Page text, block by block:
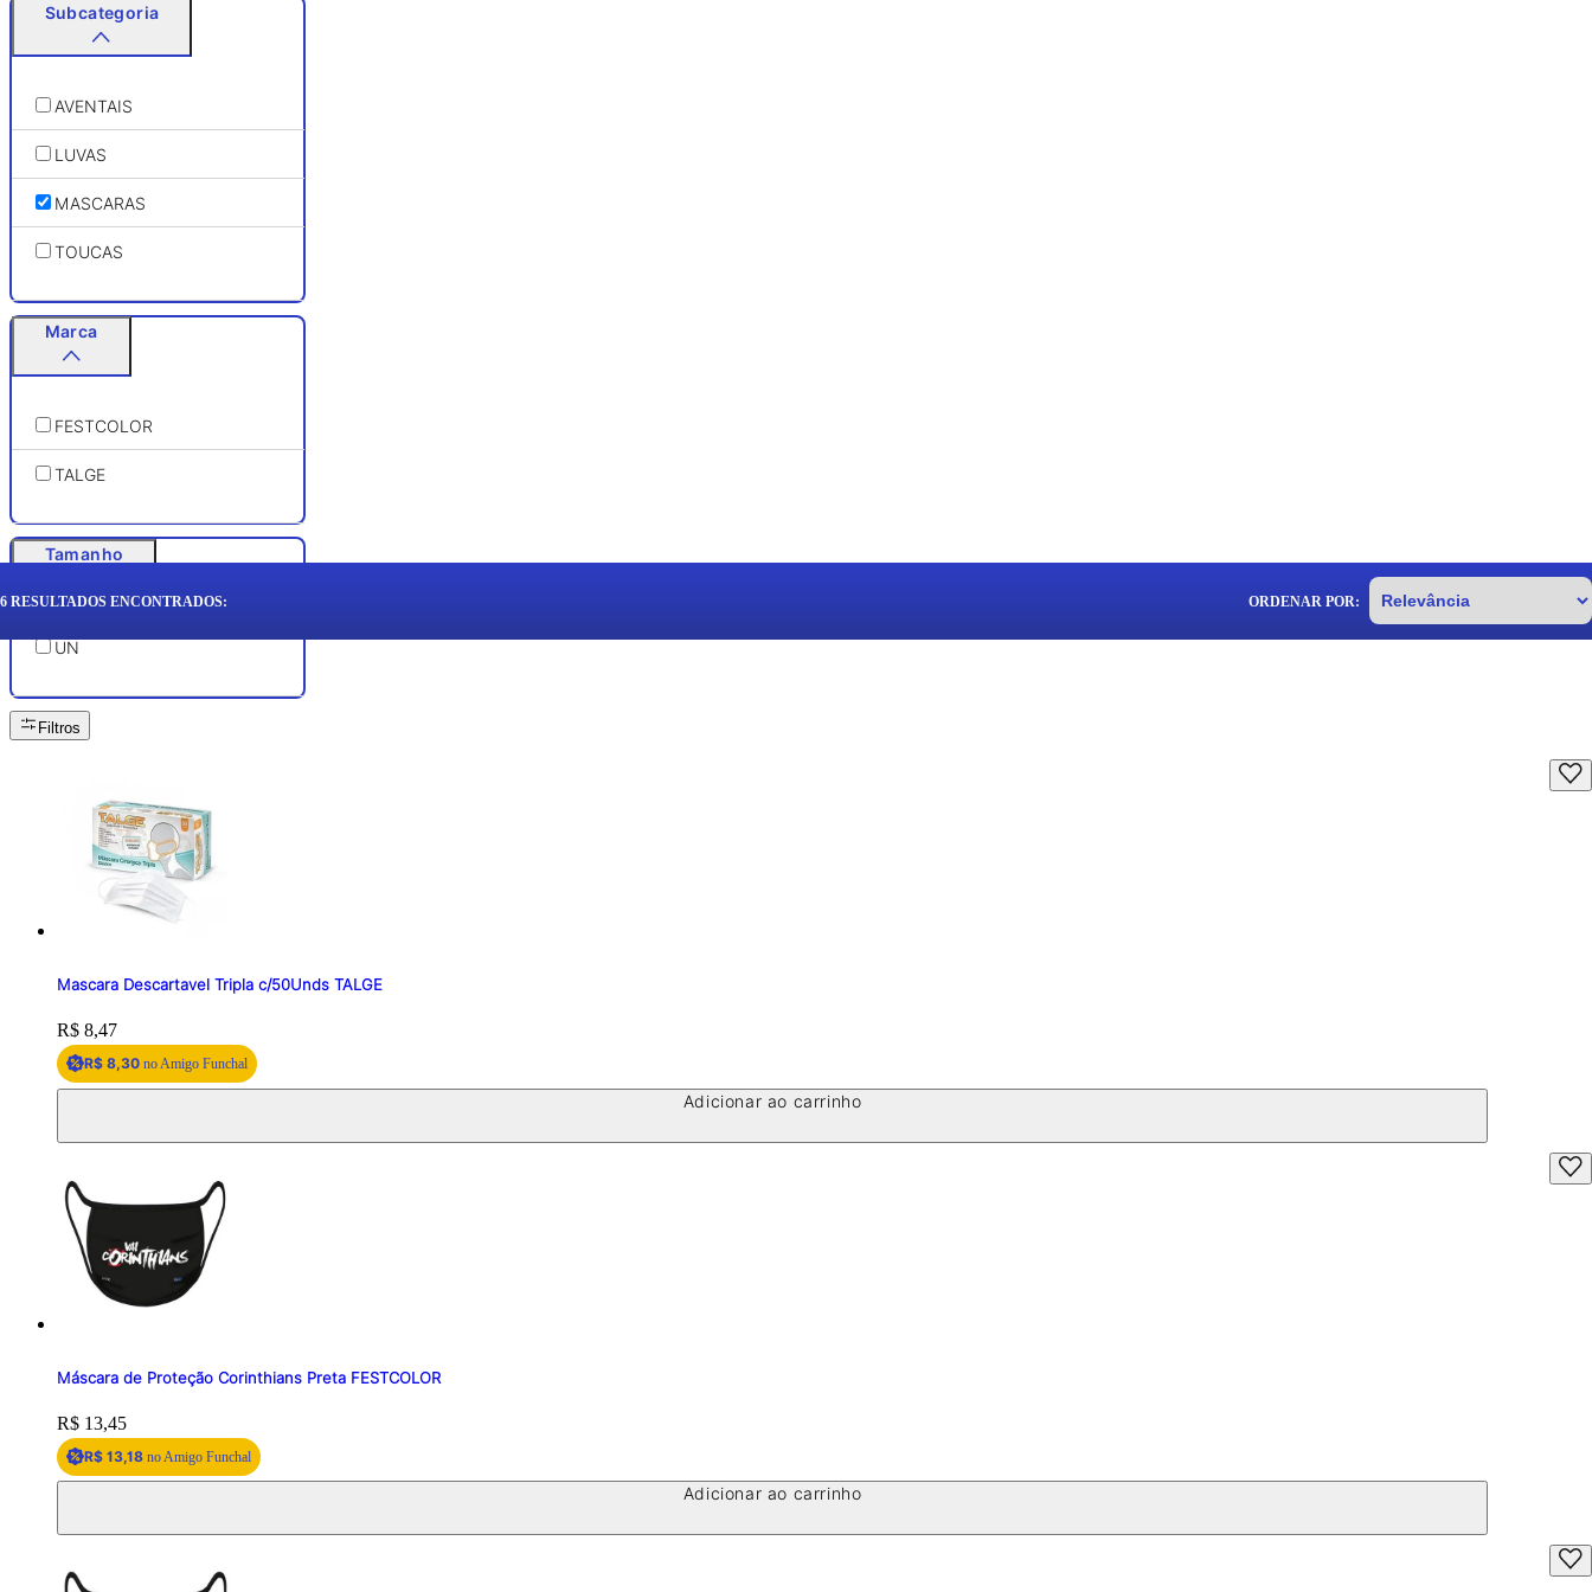
Subcategoria
AVENTAIS
LUVAS
MASCARAS
TOUCAS
Marca
FESTCOLOR
TALGE
Tamanho
UN
6 RESULTADOS ENCONTRADOS: ORDENAR POR:
Filtros
Mascara Descartavel Tripla c/50Unds TALGE
Price:
R$ 8,47
R$ 8,30 no Amigo Funchal
Adicionar ao carrinho
Máscara de Proteção Corinthians Preta FESTCOLOR
Price:
R$ 13,45
R$ 13,18 no Amigo Funchal
Adicionar ao carrinho